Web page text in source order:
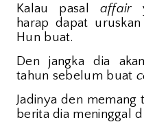
Kalau pasal affair
harap dapat
Hun buat.
Den jangka dia
tahun sebelum buat
Jadinya den
berita dia meninggal